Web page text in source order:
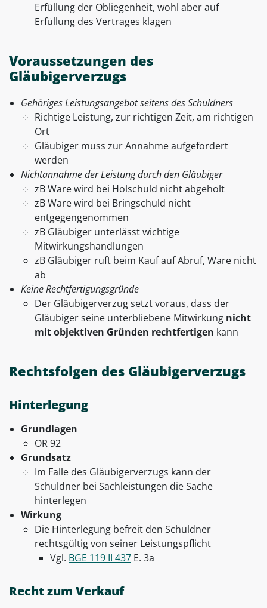
Erfüllung der Obliegenheit, wohl aber auf
Erfüllung des Vertrages klagen
Voraussetzungen des
Gläubigerverzugs
Gehöriges Leistungsangebot seitens des Schuldners
Richtige Leistung, zur richtigen Zeit, am richtigen
Ort
Gläubiger muss zur Annahme aufgefordert
werden
Nichtannahme der Leistung durch den Gläubiger
zB Ware wird bei Holschuld nicht abgeholt
zB Ware wird bei Bringschuld nicht
entgegengenommen
zB Gläubiger unterlässt wichtige
Mitwirkungshandlungen
zB Gläubiger ruft beim Kauf auf Abruf, Ware nicht
ab
Keine Rechtfertigungsgründe
Der Gläubigerverzug setzt voraus, dass der
Gläubiger seine unterbliebene Mitwirkung nicht
mit objektiven Gründen rechtfertigen kann
Rechtsfolgen des Gläubigerverzugs
Hinterlegung
Grundlagen
OR 92
Grundsatz
Im Falle des Gläubigerverzugs kann der
Schuldner bei Sachleistungen die Sache
hinterlegen
Wirkung
Die Hinterlegung befreit den Schuldner
rechtsgültig von seiner Leistungspflicht
Vgl. BGE 119 II 437 E. 3a
Recht zum Verkauf